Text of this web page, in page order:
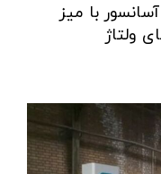
با میز
ولتاژ